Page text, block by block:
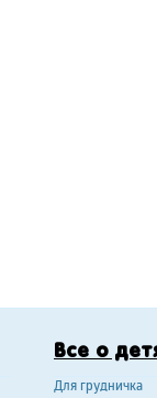
Все о
Для грудничка